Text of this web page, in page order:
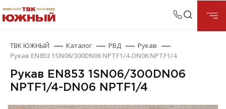
ТВК ЮЖНЫЙ Каталог РВД
Рукав
Рукав EN853 1SN06/300DN06 NPTF1/4-DN06 NPTF1/4
Рукав EN853 1SN06/300DN06
NPTF1/4-DN06 NPTF1/4